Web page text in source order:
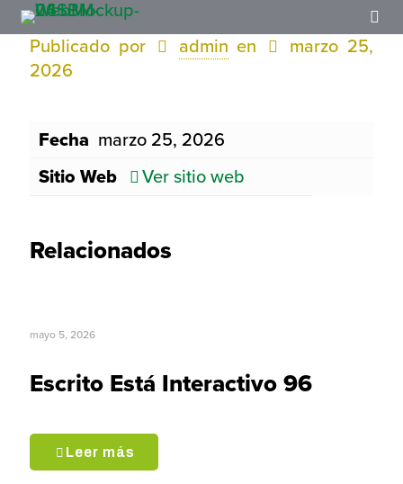
Publicado por admin en
marzo 25,
2026
Fecha marzo 25, 2026
Sitio Web Ver sitio web
Relacionados
mayo 5, 2026
Escrito Está Interactivo 96
Leer más